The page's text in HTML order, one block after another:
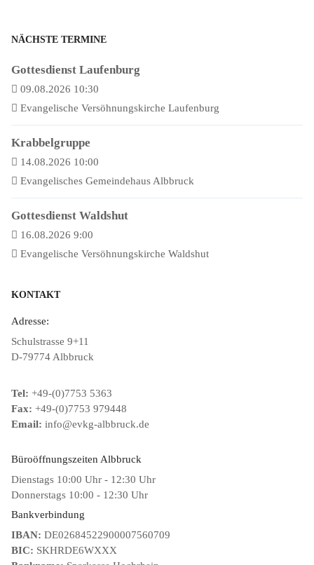
NÄCHSTE TERMINE
Gottesdienst Laufenburg
09.08.2026 10:30
Evangelische Versöhnungskirche Laufenburg
Krabbelgruppe
14.08.2026 10:00
Evangelisches Gemeindehaus Albbruck
Gottesdienst Waldshut
16.08.2026 9:00
Evangelische Versöhnungskirche Waldshut
KONTAKT
Adresse:
Schulstrasse 9+11
D-79774 Albbruck
Tel: +49-(0)7753 5363
Fax: +49-(0)7753 979448
Email: info@evkg-albbruck.de
Büroöffnungszeiten Albbruck
Dienstags 10:00 Uhr - 12:30 Uhr
Donnerstags 10:00 - 12:30 Uhr
Bankverbindung
IBAN: DE02684522900007560709
BIC: SKHRDE6WXXX